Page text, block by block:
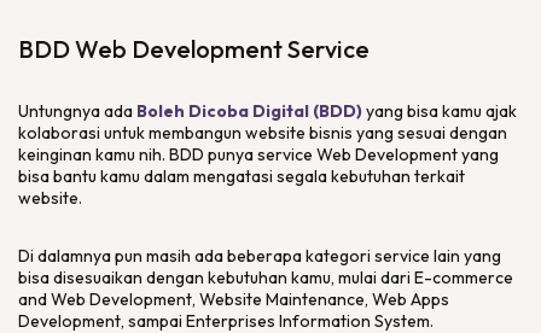
BDDWeb Development Service
Untungnya ada Boleh Dicoba Digital (BDD)yang bisa kamu ajak
kolaborasi untuk membangun website bisnis yang sesuai dengan
keinginan kamu nih. BDD punyaservice Web Developmentyang
bisa bantu kamu dalam mengatasi segala kebutuhan terkait
website.
Di dalamnya pun masih ada beberapa kategori service lain yang
bisa disesuaikan dengan kebutuhan kamu, mulai dari E-commerce
and Web Development, Website Maintenance, Web Apps
Development, sampai Enterprises Information System.